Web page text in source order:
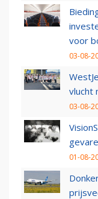
voor
03-08-
vlucht
03-08-
01-08-